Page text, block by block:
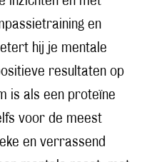
en
hij je mentale
resultaten op
is als een proteïne
voor de meest
en verrassend